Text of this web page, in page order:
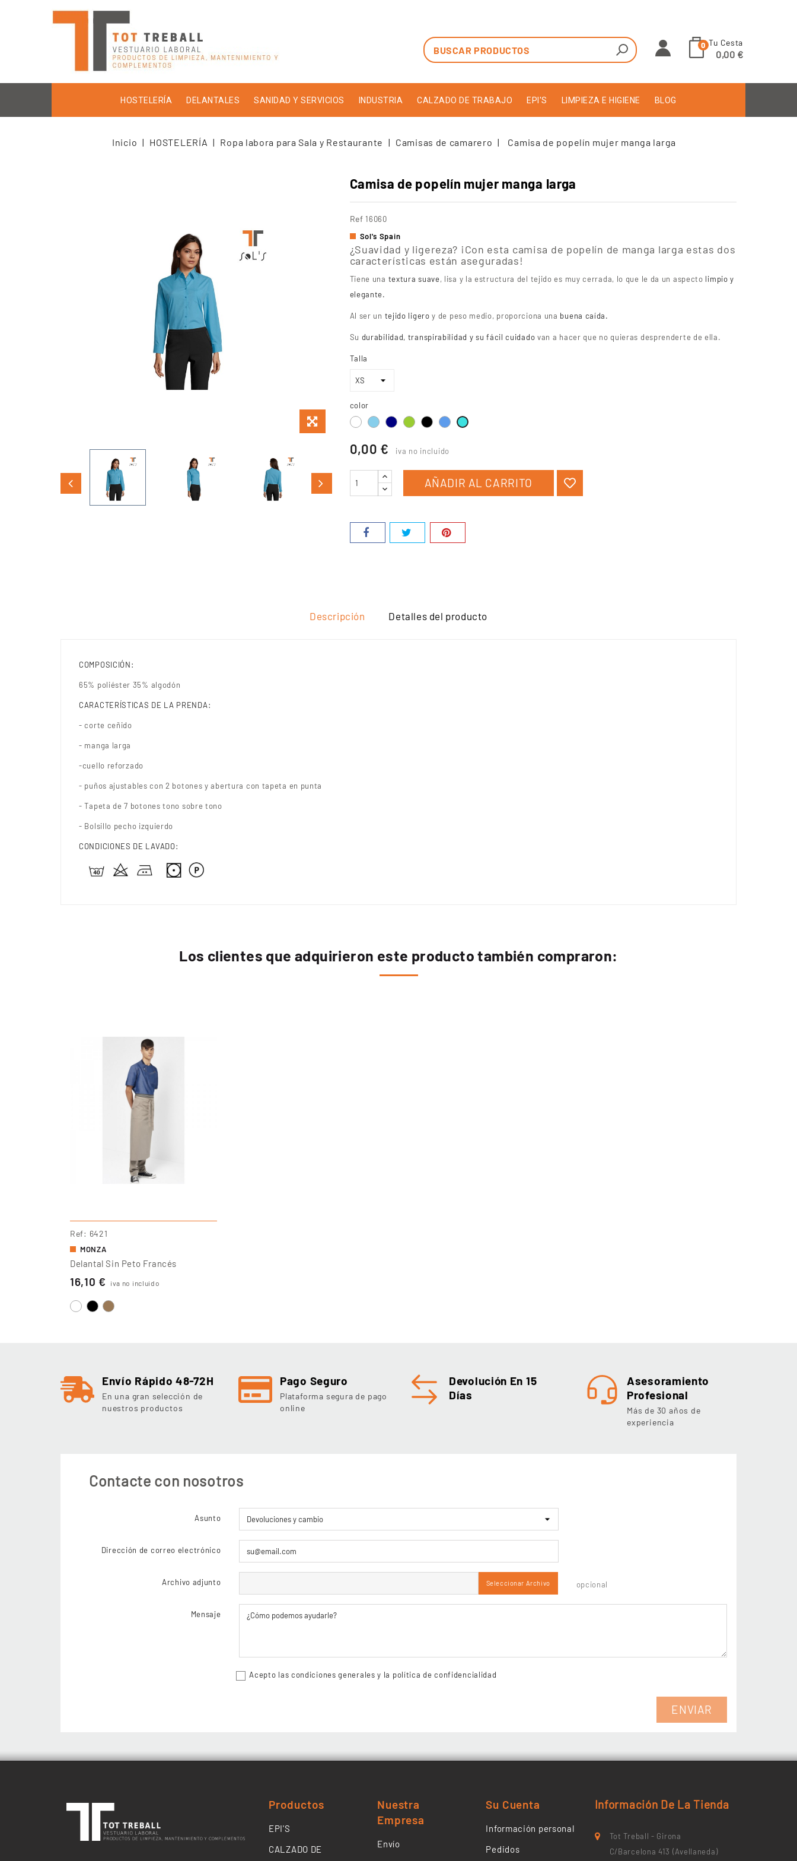
Tu Cesta
0
0,00 €
HOSTELERÍA DELANTALES SANIDAD Y SERVICIOS INDUSTRIA CALZADO DE TRABAJO EPI'S LIMPIEZA E HIGIENE BLOG
Inicio HOSTELERÍA Ropa labora para Sala y Restaurante Camisas de camarero Camisa de popelín mujer manga larga
Camisa de popelín mujer manga larga
Ref 16060
Sol's Spain
¿Suavidad y ligereza? ¡Con esta camisa de popelín de manga larga estas dos
características están aseguradas!
Tiene una textura suave, lisa y la estructura del tejido es muy cerrada, lo que le da un aspecto limpio y
elegante.
Al ser un tejido ligero y de peso medio, proporciona una buena caída.
Su durabilidad, transpirabilidad y su fácil cuidado van a hacer que no quieras desprenderte de ella.
Talla
color
BlancoAzul
Azul
VerdeNegroAzul turquesa
0,00 € iva no incluido
AÑADIR AL CARRITO
Descripción Detalles del producto
COMPOSICIÓN:
65% poliéster 35% algodón
CARACTERÍSTICAS DE LA PRENDA:
- corte ceñido
- manga larga
-cuello reforzado
- puños ajustables con 2 botones y abertura con tapeta en punta
- Tapeta de 7 botones tono sobre tono
- Bolsillo pecho izquierdo
CONDICIONES DE LAVADO:
Los clientes que adquirieron este producto también compraron:
Ref 6421
MONZA
Delantal Sin Peto Francés
16,10 € iva no incluido
Envío Rápido 48-72H
En una gran selección de
nuestros productos
Pago Seguro
Plataforma segura de pago
online
Devolución En 15
Días
Asesoramiento
Profesional
Más de 30 años de
experiencia
Contacte con nosotros
Asunto
Dirección de correo electrónico
Archivo adjunto Seleccionar Archivo opcional
Mensaje
Acepto las condiciones generales y la política de confidencialidad
Productos
EPI'S
CALZADO DE
Nuestra
Empresa
Envío
Su Cuenta
Información personal
Pedidos
Información De La Tienda
Tot Treball - Girona
C/Barcelona 413 (Avellaneda)